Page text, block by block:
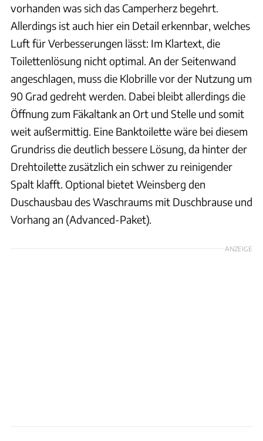
vorhanden was sich das Camperherz begehrt.
Allerdings ist auch hier ein Detail erkennbar, welches
Luft für Verbesserungen lässt: Im Klartext, die
Toilettenlösung nicht optimal. An der Seitenwand
angeschlagen, muss die Klobrille vor der Nutzung um
90 Grad gedreht werden. Dabei bleibt allerdings die
Öffnung zum Fäkaltank an Ort und Stelle und somit
weit außermittig. Eine Banktoilette wäre bei diesem
Grundriss die deutlich bessere Lösung, da hinter der
Drehtoilette zusätzlich ein schwer zu reinigender
Spalt klafft. Optional bietet Weinsberg den
Duschausbau des Waschraums mit Duschbrause und
Vorhang an (Advanced-Paket).
ANZEIGE